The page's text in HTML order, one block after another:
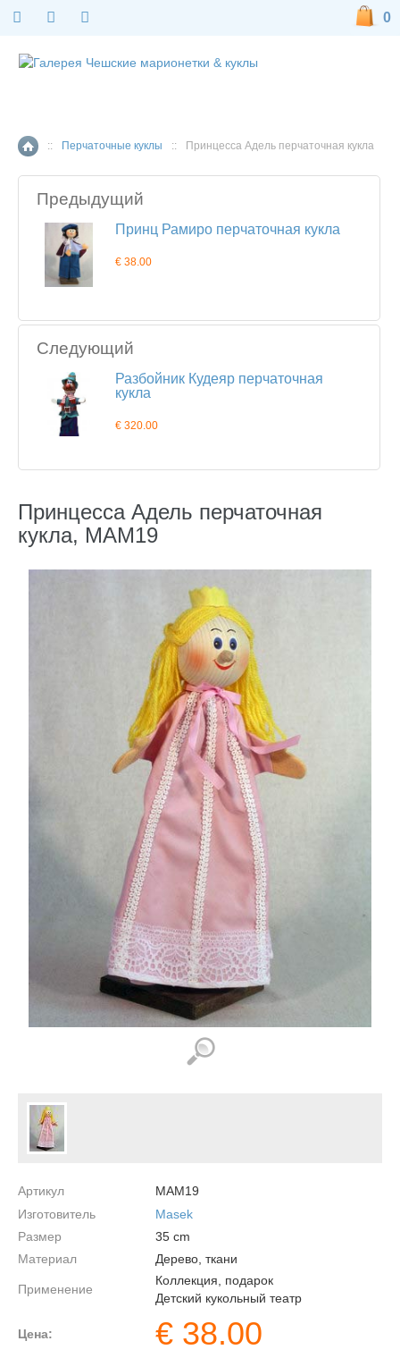
Главная страница
:: Перчаточные куклы :: Принцесса Адель перчаточная кукла
Предыдущий
Принц Рамиро перчаточная кукла
€ 38.00
Следующий
Разбойник Кудеяр перчаточная
кукла
€ 320.00
Принцесса Адель перчаточная
кукла, MAM19
Артикул
MAM19
Изготовитель
Masek
Размер
35 cm
Материал
Дерево, ткани
Применение
Коллекция, подарок
Детский кукольный театр
Цена: € 38.00
0